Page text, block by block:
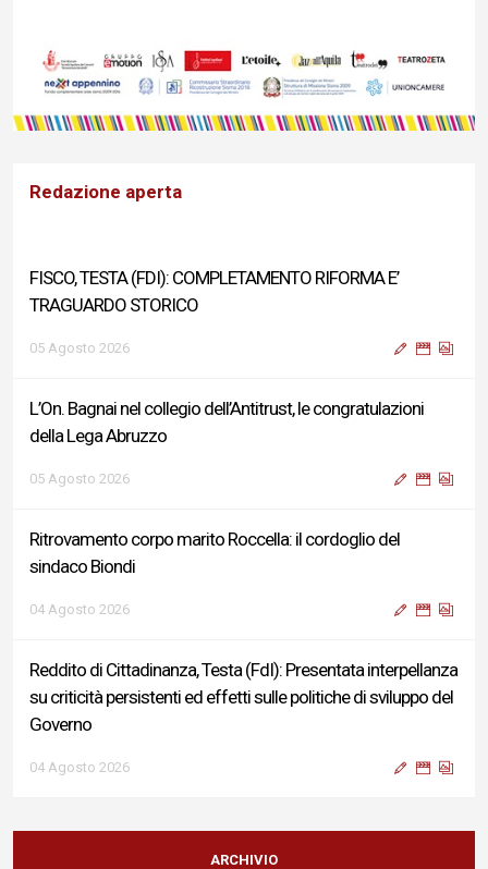
Redazione aperta
FISCO, TESTA (FDI): COMPLETAMENTO RIFORMA E’
TRAGUARDO STORICO
05 Agosto 2026
L’On. Bagnai nel collegio dell’Antitrust, le congratulazioni
della Lega Abruzzo
05 Agosto 2026
Ritrovamento corpo marito Roccella: il cordoglio del
sindaco Biondi
04 Agosto 2026
Reddito di Cittadinanza, Testa (FdI): Presentata interpellanza
su criticità persistenti ed effetti sulle politiche di sviluppo del
Governo
04 Agosto 2026
Sigismondi, Liris e Testa: “Profondo cordoglio e vicinanza al
Ministro Roccella e alla sua famiglia”
ARCHIVIO